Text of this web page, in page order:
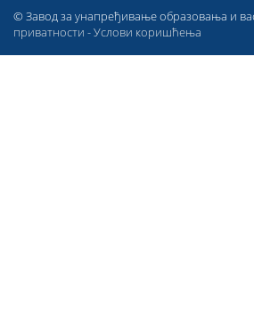
© Завод за унапређивање образовања и
приватности -Услови коришћења